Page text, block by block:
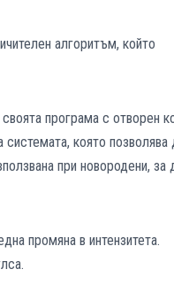
алгоритъм, който
програма с отворен
която позволява
при новородени, за
промяна в интензитета.